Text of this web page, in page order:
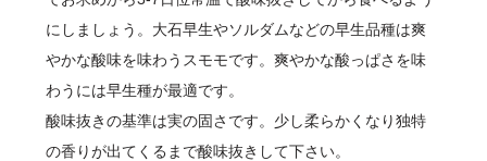
にしましょう。大石早生やソルダムなどの早生品種は爽
やかな酸味を味わうスモモです。爽やかな酸っぱさを味
わうには早生種が最適です。
酸味抜きの基準は実の固さです。少し柔らかくなり独特
の香りが出てくるまで酸味抜きして下さい。